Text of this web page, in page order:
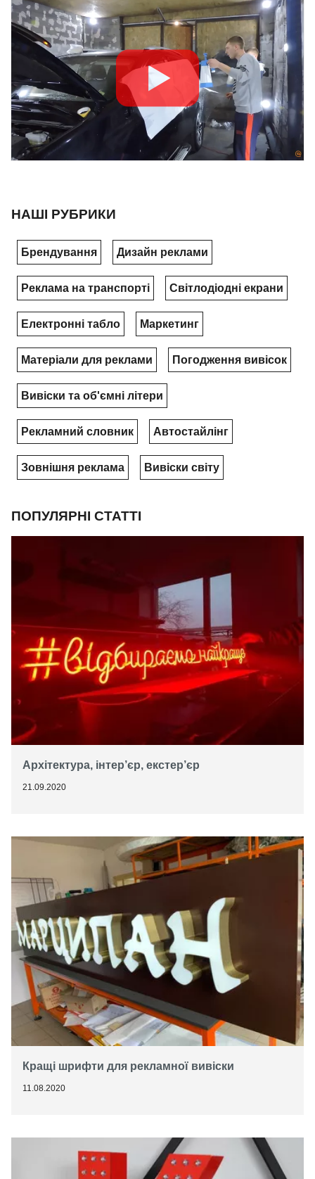
НАШІ РУБРИКИ
Брендування Дизайн реклами
Реклама на транспорті Світлодіодні екрани
Електронні табло Маркетинг
Матеріали для реклами Погодження вивісок
Вивіски та об'ємні літери
Рекламний словник Автостайлінг
Зовнішня реклама Вивіски світу
ПОПУЛЯРНІ СТАТТІ
Архітектура, інтер’єр, екстер’єр
21.09.2020
Кращі шрифти для рекламної вивіски
11.08.2020